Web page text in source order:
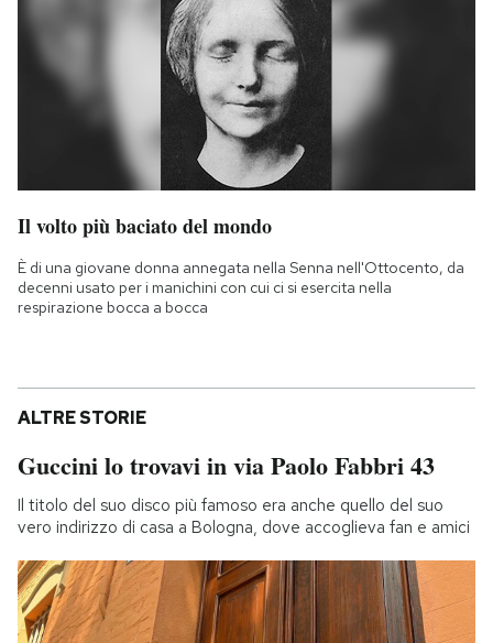
Il volto più baciato del mondo
È di una giovane donna annegata nella Senna nell'Ottocento, da
decenni usato per i manichini con cui ci si esercita nella
respirazione bocca a bocca
ALTRE STORIE
Guccini lo trovavi in via Paolo Fabbri 43
Il titolo del suo disco più famoso era anche quello del suo
vero indirizzo di casa a Bologna, dove accoglieva fan e amici